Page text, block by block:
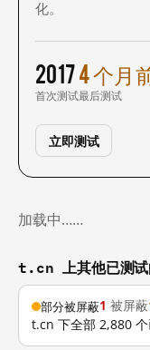
化。
2017
首次测试
4 个月
最后测试
立即测试
加载中……
t.cn 上其他已测试
部分被屏蔽1 被屏蔽
t.cn 下全部 2,880